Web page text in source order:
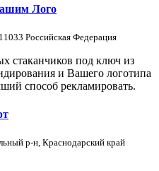
Лого
Российская Федерация
стаканчиков под ключ из
и Вашего логотипа
способ рекламировать.
р-н, Краснодарский край